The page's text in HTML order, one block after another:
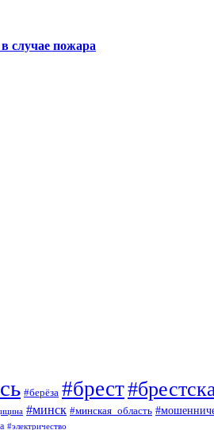
случае пожара
#берёза #брест
#минск #минская_область
#электричество